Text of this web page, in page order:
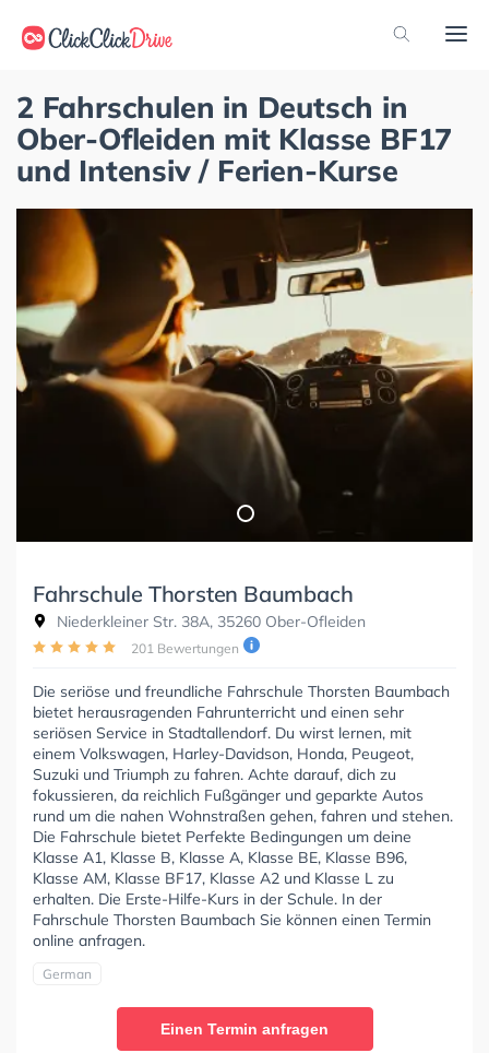
2 Fahrschulen in Deutsch in
Ober-Ofleiden mit Klasse BF17
und Intensiv / Ferien-Kurse
Fahrschule Thorsten Baumbach
Niederkleiner Str. 38A, 35260 Ober-Ofleiden
201 Bewertungen
Die seriöse und freundliche Fahrschule Thorsten Baumbach
bietet herausragenden Fahrunterricht und einen sehr
seriösen Service in Stadtallendorf. Du wirst lernen, mit
einem Volkswagen, Harley-Davidson, Honda, Peugeot,
Suzuki und Triumph zu fahren. Achte darauf, dich zu
fokussieren, da reichlich Fußgänger und geparkte Autos
rund um die nahen Wohnstraßen gehen, fahren und stehen.
Die Fahrschule bietet Perfekte Bedingungen um deine
Klasse A1, Klasse B, Klasse A, Klasse BE, Klasse B96,
Klasse AM, Klasse BF17, Klasse A2 und Klasse L zu
erhalten. Die Erste-Hilfe-Kurs in der Schule. In der
Fahrschule Thorsten Baumbach Sie können einen Termin
online anfragen.
German
Einen Termin anfragen